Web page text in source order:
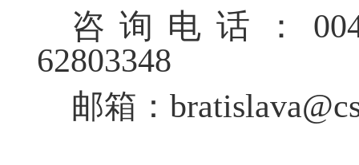
咨询 电话 ：
62803348
邮箱 ：